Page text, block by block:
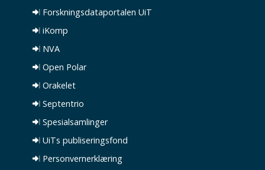
Forskningsdataportalen UiT
iKomp
NVA
Open Polar
Orakelet
Septentrio
Spesialsamlinger
UiTs publiseringsfond
Personvernerklæring